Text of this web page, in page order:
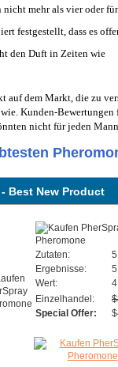
mehr als vier oder
festgestellt, dass es
den Duft in Zeiten wie
auf dem Markt, die zu
Kunden-
nicht für jeden
- Best New Product
Zutaten:
Ergebnisse:
Wert:
Einzelhandel:
Special Offer: